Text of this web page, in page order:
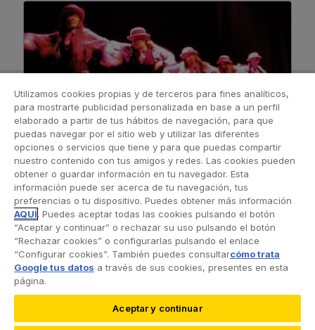
Almeria Teatre
Ocio y cultura
Utilizamos cookies propias y de terceros para fines analíticos,
para mostrarte publicidad personalizada en base a un perfil
elaborado a partir de tus hábitos de navegación, para que
puedas navegar por el sitio web y utilizar las diferentes
opciones o servicios que tiene y para que puedas compartir
nuestro contenido con tus amigos y redes. Las cookies pueden
obtener o guardar información en tu navegador. Esta
información puede ser acerca de tu navegación, tus
preferencias o tu dispositivo. Puedes obtener más información
AQUÍ. Puedes aceptar todas las cookies pulsando el botón
“Aceptar y continuar” o rechazar su uso pulsando el botón
“Rechazar cookies” o configurarlas pulsando el enlace
“Configurar cookies”. También puedes consultarcómo trata
Google tus datos a través de sus cookies, presentes en esta
página.
Aceptar y continuar